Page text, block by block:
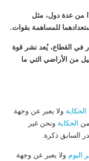
من عدة دول، مثل
للمساهمة بقوات.
في القطاع، يُعد نشر قوة
من الأراضي التي ما
الحكاية ولا يعبر عن وجهة
من الحكاية ونحن غير
السابق ذكرة.
اليوم ولا يعبر عن وجهة